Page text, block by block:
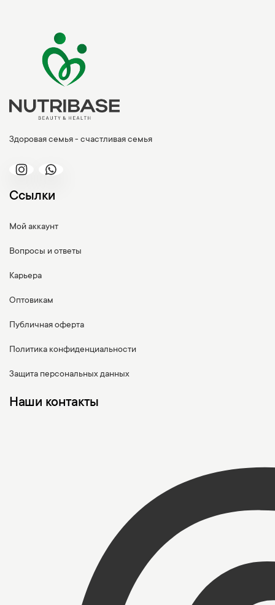
Здоровая семья - счастливая семья
Ссылки
Мой аккаунт
Вопросы и ответы
Карьера
Оптовикам
Публичная оферта
Политика конфиденциальности
Защита персональных данных
Наши контакты